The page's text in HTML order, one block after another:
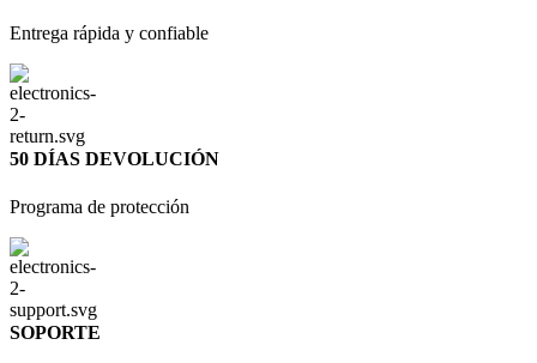
Entrega rápida y confiable
50 DÍAS DEVOLUCIÓN
Programa de protección
SOPORTE